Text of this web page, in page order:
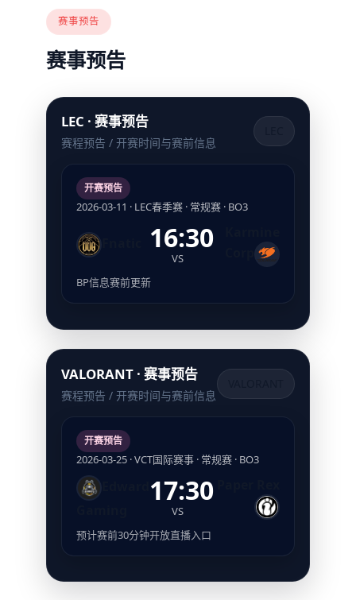
赛事预告
赛事预告
LEC · 赛事预告
赛程预告 / 开赛时间与赛前信息
开赛预告
2026-03-11 · LEC春季赛 · 常规赛 · BO3
16:30
VS
BP信息赛前更新
VALORANT · 赛事预告
赛程预告 / 开赛时间与赛前信息
开赛预告
2026-03-25 · VCT国际赛事 · 常规赛 · BO3
17:30
VS
预计赛前30分钟开放直播入口